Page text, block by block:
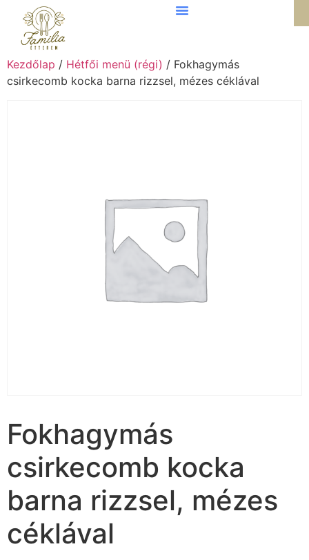
Kezdőlap / Hétfői menü (régi) / Fokhagymás
csirkecomb kocka barna rizzsel, mézes céklával
Fokhagymás
csirkecomb kocka
barna rizzsel, mézes
céklával